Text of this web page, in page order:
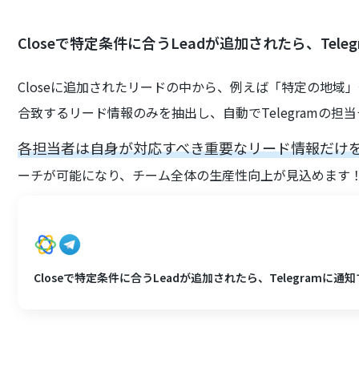
Closeで特定条件に合うLeadが追加されたら、
Closeに追加されたリードの中から、例えば「特定の地域
合致するリード情報のみを抽出し、自動でTelegramの担
各担当者は自身が対応すべき重要なリード情報だけ
ーチが可能になり、チーム全体の生産性向上が見込めます
Closeで特定条件に合うLeadが追加されたら、Telegramに通知